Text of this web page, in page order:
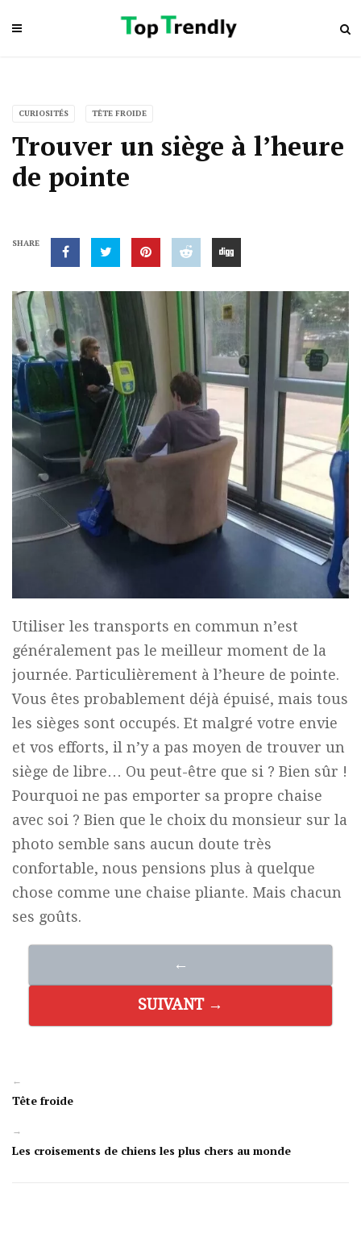
CURIOSITÉS TÊTE FROIDE
Trouver un siège à l’heure
de pointe
SHARE
Utiliser les transports en commun n’est
généralement pas le meilleur moment de la
journée. Particulièrement à l’heure de pointe.
Vous êtes probablement déjà épuisé, mais tous
les sièges sont occupés. Et malgré votre envie
et vos efforts, il n’y a pas moyen de trouver un
siège de libre… Ou peut-être que si ? Bien sûr !
Pourquoi ne pas emporter sa propre chaise
avec soi ? Bien que le choix du monsieur sur la
photo semble sans aucun doute très
confortable, nous pensions plus à quelque
chose comme une chaise pliante. Mais chacun
ses goûts.
←
SUIVANT →
←
Tête froide
→
Les croisements de chiens les plus chers au monde